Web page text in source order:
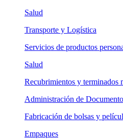
Salud
Transporte y Logística
Servicios de productos
Salud
Recubrimientos y terminados
Administración de
Fabricación de bolsas y
Empaques